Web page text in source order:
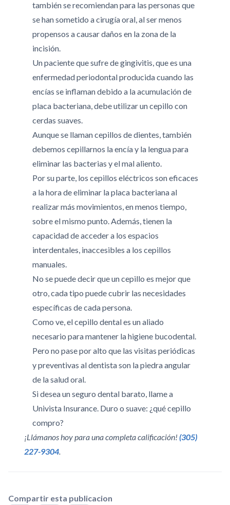
también se recomiendan para las personas que
se han sometido a cirugía oral, al ser menos
propensos a causar daños en la zona de la
incisión.
Un paciente que sufre de gingivitis, que es una
enfermedad periodontal producida cuando las
encías se inflaman debido a la acumulación de
placa bacteriana, debe utilizar un cepillo con
cerdas suaves.
Aunque se llaman cepillos de dientes, también
debemos cepillarnos la encía y la lengua para
eliminar las bacterias y el mal aliento.
Por su parte, los cepillos eléctricos son eficaces
a la hora de eliminar la placa bacteriana al
realizar más movimientos, en menos tiempo,
sobre el mismo punto. Además, tienen la
capacidad de acceder a los espacios
interdentales, inaccesibles a los cepillos
manuales.
No se puede decir que un cepillo es mejor que
otro, cada tipo puede cubrir las necesidades
específicas de cada persona.
Como ve, el cepillo dental es un aliado
necesario para mantener la higiene bucodental.
Pero no pase por alto que las visitas periódicas
y preventivas al dentista son la piedra angular
de la salud oral.
Si desea un seguro dental barato, llame a
Univista Insurance. Duro o suave: ¿qué cepillo
compro?
¡Llámanos hoy para una completa calificación! (305)
227-9304.
Compartir esta publicacion